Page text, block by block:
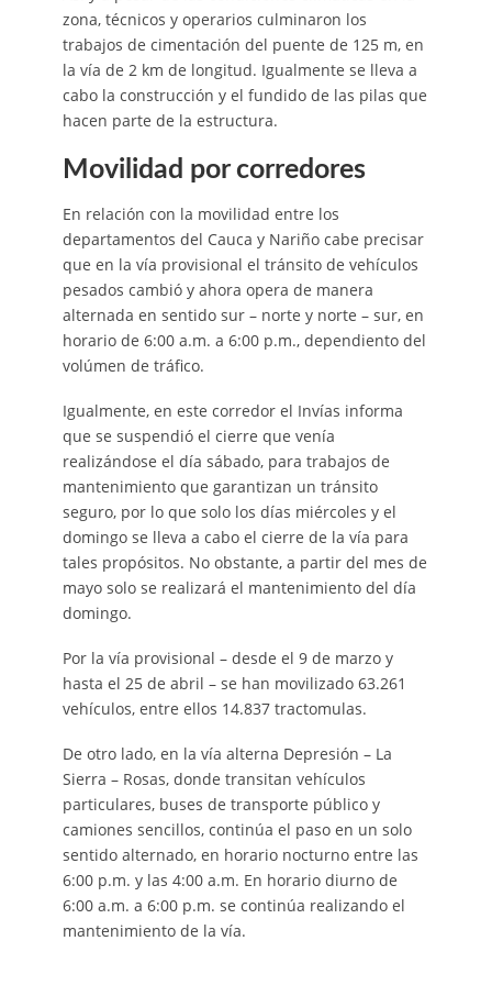
zona, técnicos y operarios culminaron los
trabajos de cimentación del puente de 125 m, en
la vía de 2 km de longitud. Igualmente se lleva a
cabo la construcción y el fundido de las pilas que
hacen parte de la estructura.
Movilidad por corredores
En relación con la movilidad entre los
departamentos del Cauca y Nariño cabe precisar
que en la vía provisional el tránsito de vehículos
pesados cambió y ahora opera de manera
alternada en sentido sur – norte y norte – sur, en
horario de 6:00 a.m. a 6:00 p.m., dependiento del
volúmen de tráfico.
Igualmente, en este corredor el Invías informa
que se suspendió el cierre que venía
realizándose el día sábado, para trabajos de
mantenimiento que garantizan un tránsito
seguro, por lo que solo los días miércoles y el
domingo se lleva a cabo el cierre de la vía para
tales propósitos. No obstante, a partir del mes de
mayo solo se realizará el mantenimiento del día
domingo.
Por la vía provisional – desde el 9 de marzo y
hasta el 25 de abril – se han movilizado 63.261
vehículos, entre ellos 14.837 tractomulas.
De otro lado, en la vía alterna Depresión – La
Sierra – Rosas, donde transitan vehículos
particulares, buses de transporte público y
camiones sencillos, continúa el paso en un solo
sentido alternado, en horario nocturno entre las
6:00 p.m. y las 4:00 a.m. En horario diurno de
6:00 a.m. a 6:00 p.m. se continúa realizando el
mantenimiento de la vía.